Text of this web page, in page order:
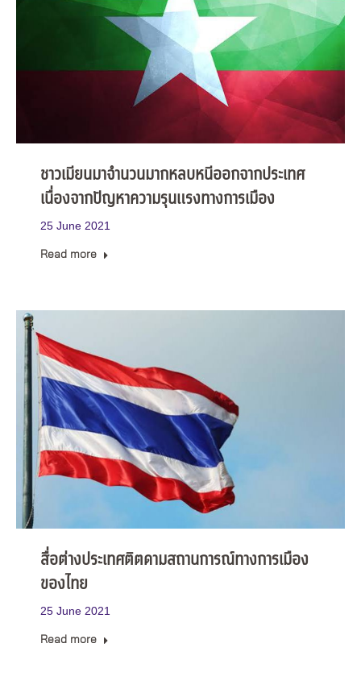
ชาวเมียนมาจำนวนมากหลบหนีออกจากประเทศ
เนื่องจากปัญหาความรุนแรงทางการเมือง
25 June 2021
Read more
สื่อต่างประเทศติตดามสถานการณ์ทางการเมือง
ของไทย
25 June 2021
Read more